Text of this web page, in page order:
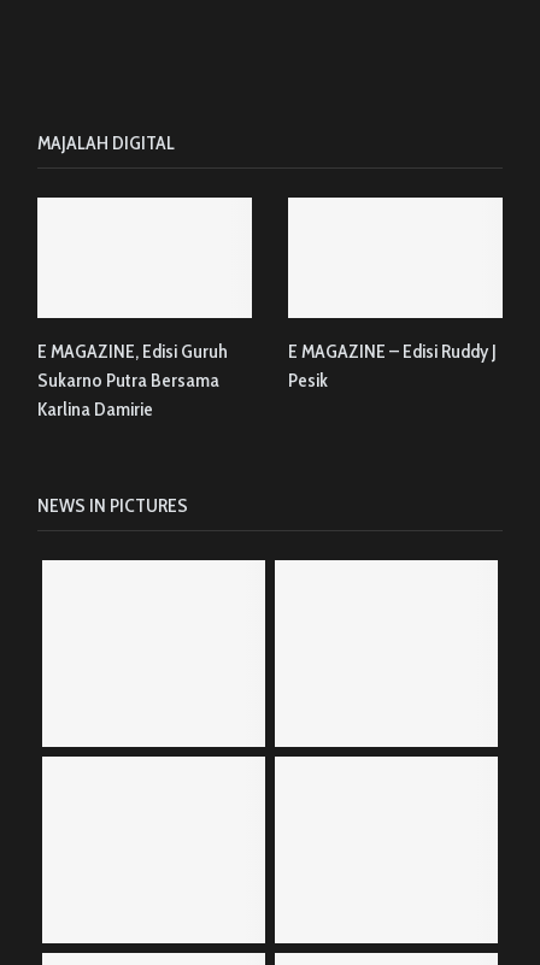
MAJALAH DIGITAL
E MAGAZINE, Edisi Guruh
Sukarno Putra Bersama
Karlina Damirie
E MAGAZINE – Edisi Ruddy J
Pesik
NEWS IN PICTURES